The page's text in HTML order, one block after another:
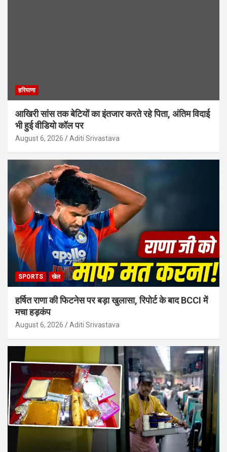
हरियाणा
आखिरी सांस तक बेटियों का इंतजार करते रहे पिता, अंतिम विदाई
भी हुई वीडियो कॉल पर
August 6, 2026 Aditi Srivastava
SPORTS खेल
हर्षित राणा की फिटनेस पर बड़ा खुलासा, रिपोर्ट के बाद BCCI में
मचा हड़कंप
August 6, 2026 Aditi Srivastava